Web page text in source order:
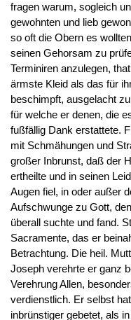
fragen warum, sogleich
gewohnten und lieb
so oft die Obern es
seinen Gehorsam zu
Terminiren anzulegen,
ärmste Kleid als das für
beschimpft, ausgelacht
für welche er denen, die
fußfällig Dank erstattete.
mit Schmähungen und
großer Inbrunst, daß der
ertheilte und in seinen
Augen fiel, in oder außer
Aufschwunge zu Gott,
überall suchte und fand.
Sacramente, das er
Betrachtung. Die heil.
Joseph verehrte er ganz
Verehrung Allen,
verdienstlich. Er selbst
inbrünstiger gebetet, als